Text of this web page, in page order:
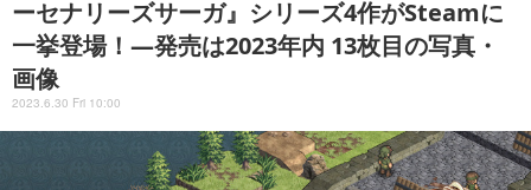
ーセナリーズサーガ』シリーズ4作がSteamに
一挙登場！―発売は2023年内 13枚目の写真・
画像
2023.6.30 Fri 10:00